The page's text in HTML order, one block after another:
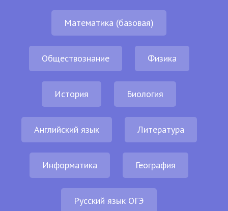
Математика (базовая)
Обществознание Физика
История Биология
Английский язык Литература
Информатика География
Русский язык ОГЭ